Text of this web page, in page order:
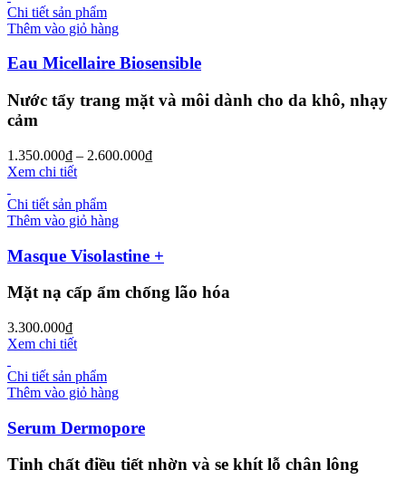
Chi tiết sản phẩm
Thêm vào giỏ hàng
Eau Micellaire Biosensible
Nước tẩy trang mặt và môi dành cho da khô, nhạy
cảm
1.350.000₫ – 2.600.000₫
Xem chi tiết
Chi tiết sản phẩm
Thêm vào giỏ hàng
Masque Visolastine +
Mặt nạ cấp ẩm chống lão hóa
3.300.000₫
Xem chi tiết
Chi tiết sản phẩm
Thêm vào giỏ hàng
Serum Dermopore
Tinh chất điều tiết nhờn và se khít lỗ chân lông